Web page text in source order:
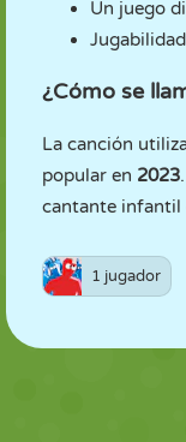
Un juego
¿Cómo se
La canción
popular en 2023
cantante infantil
1 jugador